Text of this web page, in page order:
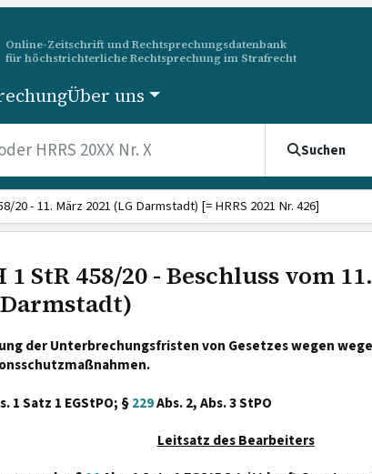
Online-Zeitschrift und Rechtsprechungsdatenbank
für höchstrichterliche Rechtsprechung im Strafrecht
Über uns
Suchen
20 - 11. März 2021 (LG Darmstadt) [= HRRS 2021 Nr. 426]
1 StR 458/20 - Beschluss vom
der Unterbrechungsfristen von Gesetzes wegen
1 Satz 1 EGStPO; §229Abs. 2, Abs. 3 StPO
Leitsatz des Bearbeiters